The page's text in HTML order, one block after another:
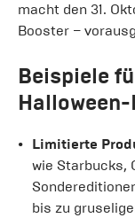
macht den 31.
Booster –
Beispiele
Limitierte
wie Starbucks,
bis zu